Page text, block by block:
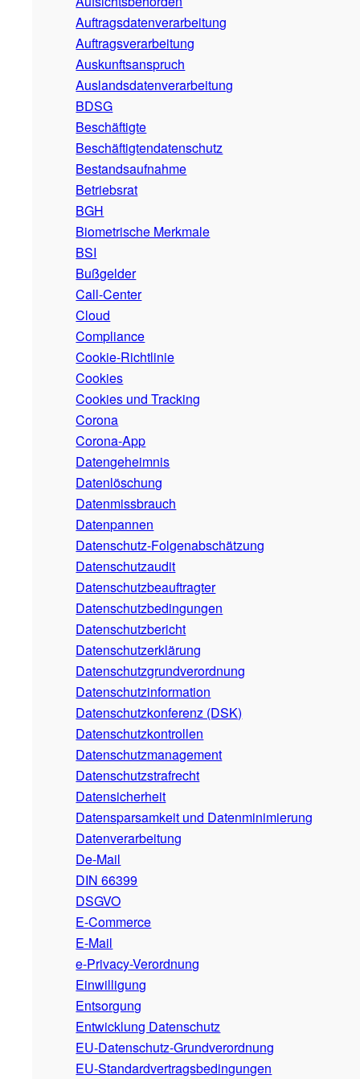
Auftragsdatenverarbeitung
Auftragsverarbeitung
Auskunftsanspruch
Auslandsdatenverarbeitung
BDSG
Beschäftigte
Beschäftigtendatenschutz
Bestandsaufnahme
Betriebsrat
BGH
Biometrische Merkmale
BSI
Bußgelder
Call-Center
Cloud
Compliance
Cookie-Richtlinie
Cookies
Cookies und Tracking
Corona
Corona-App
Datengeheimnis
Datenlöschung
Datenmissbrauch
Datenpannen
Datenschutz-Folgenabschätzung
Datenschutzaudit
Datenschutzbeauftragter
Datenschutzbedingungen
Datenschutzbericht
Datenschutzerklärung
Datenschutzgrundverordnung
Datenschutzinformation
Datenschutzkonferenz (DSK)
Datenschutzkontrollen
Datenschutzmanagement
Datenschutzstrafrecht
Datensicherheit
Datensparsamkeit und Datenminimierung
Datenverarbeitung
De-Mail
DIN 66399
DSGVO
E-Commerce
E-Mail
e-Privacy-Verordnung
Einwilligung
Entsorgung
Entwicklung Datenschutz
EU-Datenschutz-Grundverordnung
EU-Standardvertragsbedingungen